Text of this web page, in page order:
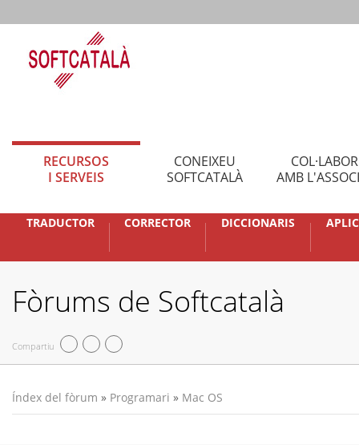
RECURSOS
I SERVEIS
CONEIXEU
SOFTCATALÀ
AMB
TRADUCTOR CORRECTOR DICCIONARIS
Fòrums de Softcatalà
Compartiu
Índex del fòrum » Programari » Mac OS